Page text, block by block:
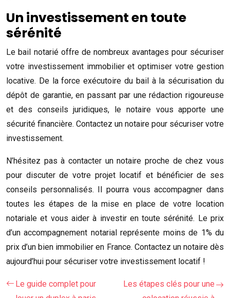
Un investissement en toute
sérénité
Le bail notarié offre de nombreux avantages pour sécuriser
votre investissement immobilier et optimiser votre gestion
locative. De la force exécutoire du bail à la sécurisation du
dépôt de garantie, en passant par une rédaction rigoureuse
et des conseils juridiques, le notaire vous apporte une
sécurité financière. Contactez un notaire pour sécuriser votre
investissement.
N’hésitez pas à contacter un notaire proche de chez vous
pour discuter de votre projet locatif et bénéficier de ses
conseils personnalisés. Il pourra vous accompagner dans
toutes les étapes de la mise en place de votre location
notariale et vous aider à investir en toute sérénité. Le prix
d’un accompagnement notarial représente moins de 1% du
prix d’un bien immobilier en France. Contactez un notaire dès
aujourd’hui pour sécuriser votre investissement locatif !
Le guide complet pour
Les étapes clés pour une